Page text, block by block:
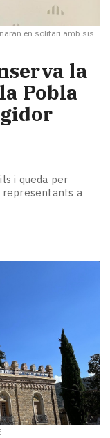
en solitari amb sis
la
Pobla
i queda per
representants a